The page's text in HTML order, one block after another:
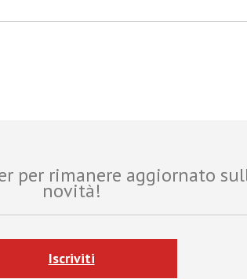
per rimanere aggiornato
novità!
Iscriviti